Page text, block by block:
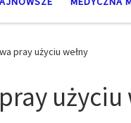
pray użyciu wełny
użyciu